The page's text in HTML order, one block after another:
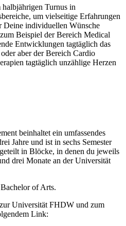
Turnus in
um vielseitige Erfahrungen
Deine individuellen Wünsche
Beispiel der Bereich Medical
Entwicklungen tagtäglich das
aber der Bereich Cardio
tagtäglich unzählige Herzen
beinhaltet ein umfassendes
Jahre und ist in sechs Semester
in Blöcke, in denen du jeweils
drei Monate an der Universität
of Arts.
Universität FHDW und zum
Link: